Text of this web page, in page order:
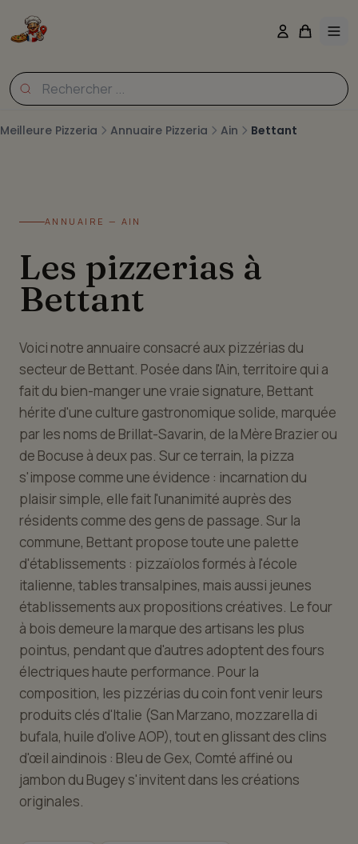
Meilleure Pizzeria Annuaire Pizzeria Ain Bettant
ANNUAIRE — AIN
Les pizzerias à
Bettant
Voici notre annuaire consacré aux pizzérias du
secteur de Bettant. Posée dans l'Ain, territoire qui a
fait du bien-manger une vraie signature, Bettant
hérite d'une culture gastronomique solide, marquée
par les noms de Brillat-Savarin, de la Mère Brazier ou
de Bocuse à deux pas. Sur ce terrain, la pizza
s'impose comme une évidence : incarnation du
plaisir simple, elle fait l'unanimité auprès des
résidents comme des gens de passage. Sur la
commune, Bettant propose toute une palette
d'établissements : pizzaïolos formés à l'école
italienne, tables transalpines, mais aussi jeunes
établissements aux propositions créatives. Le four
à bois demeure la marque des artisans les plus
pointus, pendant que d'autres adoptent des fours
électriques haute performance. Pour la
composition, les pizzérias du coin font venir leurs
produits clés d'Italie (San Marzano, mozzarella di
bufala, huile d'olive AOP), tout en glissant des clins
d'œil aindinois : Bleu de Gex, Comté affiné ou
jambon du Bugey s'invitent dans les créations
originales.